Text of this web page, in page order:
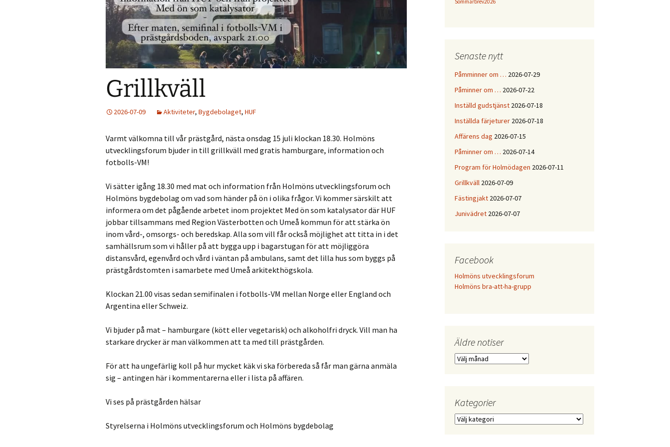
Nytt från 2021
notiser
Holmökartor
Info från LBR
Holmöns Bygdebolag AB Var med och köp
Om förstudien
Holmömodellen
Gamla Holmöportalen
Väderstatistik
Årliga evenemang
Holmötorget
Båtmuseets vänner
Holmöns
Postroddsförening
Holmögadds
Intresseförening
Grillkväll
2026-07-09 Aktiviteter, Bygdebolaget, HUF
Varmt välkomna till vår prästgård, nästa onsdag 15 juli klockan 18.30. Holmöns
utvecklingsforum bjuder in till grillkväll med gratis hamburgare, information och
fotbolls-VM!
Vi sätter igång 18.30 med mat och information från Holmöns utvecklingsforum och
Holmöns bygdebolag om vad som händer på ön i olika frågor. Vi kommer särskilt att
informera om det pågående arbetet inom projektet Med ön som katalysator där HUF
jobbar tillsammans med Region Västerbotten och Umeå kommun för att stärka ön
inom vård-, omsorgs- och beredskap. Alla som vill får också möjlighet att titta in i det
samhällsrum som vi håller på att bygga upp i bagarstugan för att möjliggöra
distansvård, egenvård och vård i väntan på ambulans, samt det lilla hus som byggs på
prästgårdstomten i samarbete med Umeå arkitekthögskola.
Klockan 21.00 visas sedan semifinalen i fotbolls-VM mellan Norge eller England och
Argentina eller Schweiz.
Vi bjuder på mat – hamburgare (kött eller vegetarisk) och alkoholfri dryck. Vill man ha
starkare drycker är man välkommen att ta med till prästgården.
För att ha ungefärlig koll på hur mycket käk vi ska förbereda så får man gärna anmäla
sig – antingen här i kommentarerna eller i lista på affären.
Vi ses på prästgården hälsar
Styrelserna i Holmöns utvecklingsforum och Holmöns bygdebolag
Sommarbrev2026
Senaste nytt
Påmminner om … 2026-07-29
Påminner om … 2026-07-22
Inställd gudstjänst 2026-07-18
Inställda färjeturer 2026-07-18
Affärens dag 2026-07-15
Påminner om … 2026-07-14
Program för Holmödagen 2026-07-11
Grillkväll 2026-07-09
Fästingjakt 2026-07-07
Junivädret 2026-07-07
Facebook
Holmöns utvecklingsforum
Holmöns bra-att-ha-grupp
Äldre notiser
Äldre
Kategorier
Kategorier